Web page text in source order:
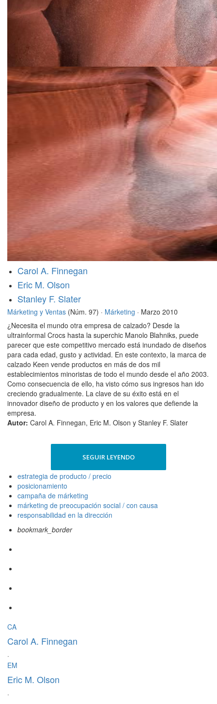
Carol A. Finnegan
Eric M. Olson
Stanley F. Slater
Márketing y Ventas (Núm. 97) · Márketing · Marzo 2010
¿Necesita el mundo otra empresa de calzado? Desde la
ultrainformal Crocs hasta la superchic Manolo Blahniks, puede
parecer que este competitivo mercado está inundado de diseños
para cada edad, gusto y actividad. En este contexto, la marca de
calzado Keen vende productos en más de dos mil
establecimientos minoristas de todo el mundo desde el año 2003.
Como consecuencia de ello, ha visto cómo sus ingresos han ido
creciendo gradualmente. La clave de su éxito está en el
innovador diseño de producto y en los valores que defiende la
empresa.
Autor: Carol A. Finnegan, Eric M. Olson y Stanley F. Slater
SEGUIR LEYENDO
estrategia de producto / precio
posicionamiento
campaña de márketing
márketing de preocupación social / con causa
responsabilidad en la dirección
bookmark_border
CA
Carol A. Finnegan
·
EM
Eric M. Olson
·